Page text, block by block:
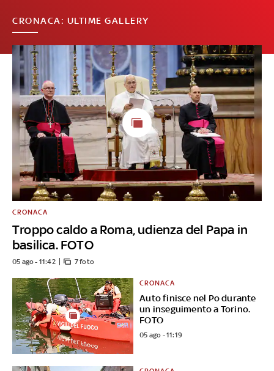
CRONACA: ULTIME GALLERY
Troppo caldo a Roma, udienza del Papa in
basilica. FOTO
CRONACA
05 ago - 11:42 7 foto
Auto finisce nel Po durante
un inseguimento a Torino.
FOTO
CRONACA
05 ago - 11:19